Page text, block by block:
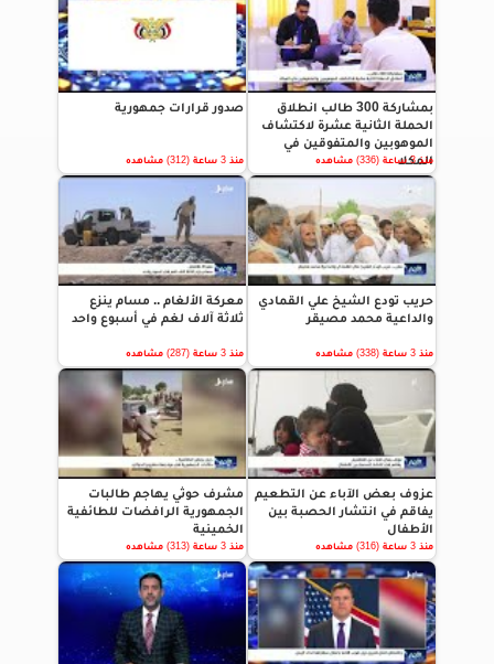
بمشاركة 300 طالب انطلاق
الحملة الثانية عشرة لاكتشاف
الموهوبين والمتفوقين في
المكلا
منذ 3 ساعة (336) مشاهده
صدور قرارات جمهورية
منذ 3 ساعة (312) مشاهده
حريب تودع الشيخ علي القمادي
والداعية محمد مصيقر
منذ 3 ساعة (338) مشاهده
معركة الألغام .. مسام ينزع
ثلاثة آلاف لغم في أسبوع واحد
منذ 3 ساعة (287) مشاهده
عزوف بعض الآباء عن التطعيم
يفاقم في انتشار الحصبة بين
الأطفال
منذ 3 ساعة (316) مشاهده
مشرف حوثي يهاجم طالبات
الجمهورية الرافضات للطائفية
الخمينية
منذ 3 ساعة (313) مشاهده